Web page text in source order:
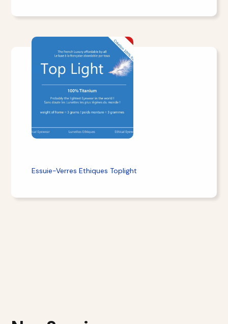
Essuie-Verres Ethiques Toplight